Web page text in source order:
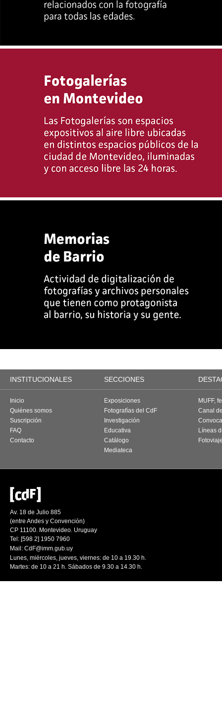
INSTITUCIONALES SECCIONES
Inicio
Quiénes somos
Suscripción
FAQ
Contacto
Exposiciones
Fotografías del CdF
Investigación
Educativa
Catálogo
Mediateca
MUFF,
Canal
Líneas
Av. 18 de Julio 885
(entre Andes y Convención)
CP 11100. Montevideo. Uruguay
Tel: [598 2] 1950 7960
Mail: CdF@imm.gub.uy
Lunes, miércoles, jueves, viernes: de 10 a 19.30 h.
Martes: de 10 a 21 h. Sábados de 9.30 a 14.30 h.